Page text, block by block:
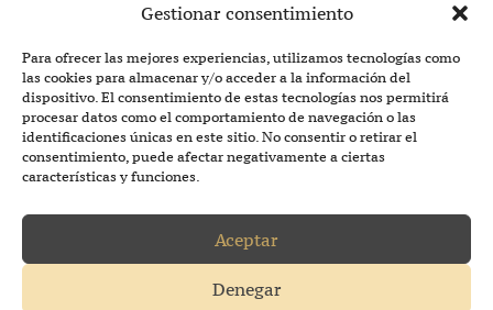
Gestionar consentimiento
Para ofrecer las mejores experiencias, utilizamos tecnologías como
las cookies para almacenar y/o acceder a la información del
dispositivo. El consentimiento de estas tecnologías nos permitirá
procesar datos como el comportamiento de navegación o las
identificaciones únicas en este sitio. No consentir o retirar el
consentimiento, puede afectar negativamente a ciertas
características y funciones.
Aceptar
Denegar
enoturismo@bodegasrubicon.com